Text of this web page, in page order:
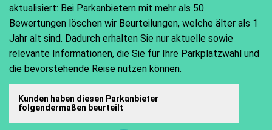
aktualisiert: Bei Parkanbietern mit mehr als 50
Bewertungen löschen wir Beurteilungen, welche älter als 1
Jahr alt sind. Dadurch erhalten Sie nur aktuelle sowie
relevante Informationen, die Sie für Ihre Parkplatzwahl und
die bevorstehende Reise nutzen können.
Kunden haben diesen Parkanbieter
folgendermaßen beurteilt